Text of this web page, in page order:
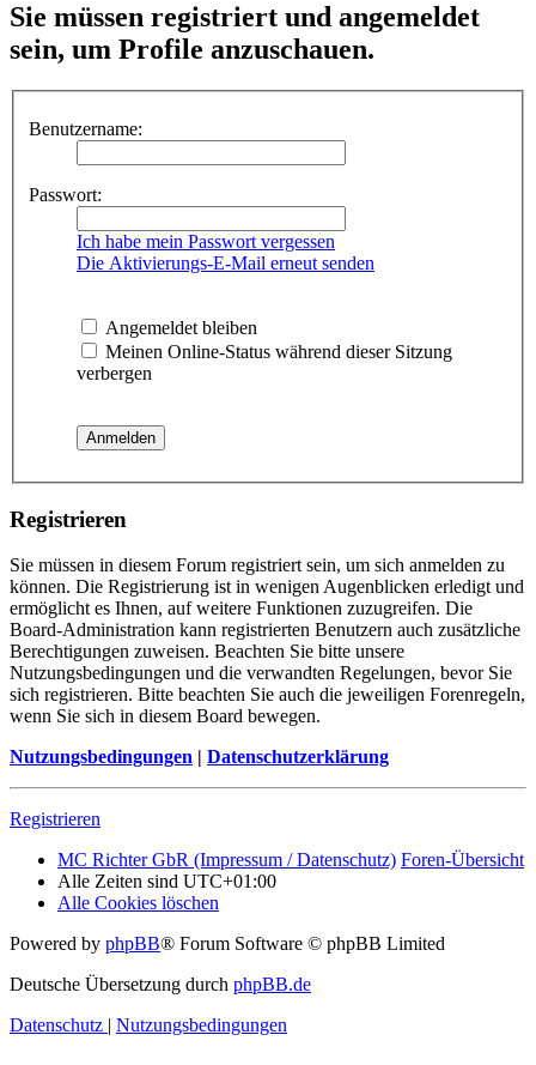
Sie müssen registriert und angemeldet
sein, um Profile anzuschauen.
Benutzername:
Passwort:
Ich habe mein Passwort vergessen
Die Aktivierungs-E-Mail erneut senden
Angemeldet bleiben
Meinen Online-Status während dieser Sitzung
verbergen
Registrieren
Sie müssen in diesem Forum registriert sein, um sich anmelden zu
können. Die Registrierung ist in wenigen Augenblicken erledigt und
ermöglicht es Ihnen, auf weitere Funktionen zuzugreifen. Die
Board-Administration kann registrierten Benutzern auch zusätzliche
Berechtigungen zuweisen. Beachten Sie bitte unsere
Nutzungsbedingungen und die verwandten Regelungen, bevor Sie
sich registrieren. Bitte beachten Sie auch die jeweiligen Forenregeln,
wenn Sie sich in diesem Board bewegen.
Nutzungsbedingungen | Datenschutzerklärung
Registrieren
MC Richter GbR (Impressum / Datenschutz) Foren-Übersicht
Alle Zeiten sind UTC+01:00
Alle Cookies löschen
Powered by phpBB® Forum Software © phpBB Limited
Deutsche Übersetzung durch phpBB.de
Datenschutz | Nutzungsbedingungen